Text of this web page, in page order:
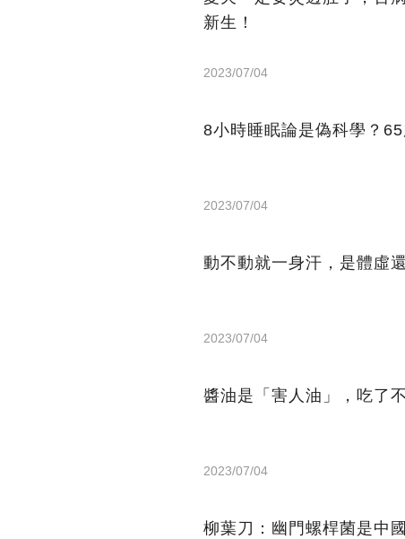
新生！
2023/07/04
8小時睡眠論是偽科學？
2023/07/04
動不動就一身汗，是體虛
2023/07/04
醬油是「害人油」，吃了
2023/07/04
柳葉刀：幽門螺桿菌是中